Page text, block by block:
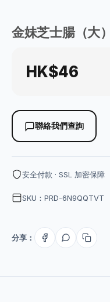
金妹芝士腸（大）
HK$46
聯絡我們查詢
安全付款 · SSL 加密保障
SKU：PRD-6N9QQTVT
分享：